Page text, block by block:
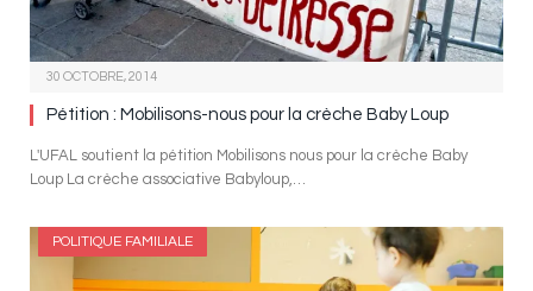
30 OCTOBRE, 2014
Pétition : Mobilisons-nous pour la crèche Baby Loup
L'UFAL soutient la pétition Mobilisons nous pour la crèche Baby
Loup La crèche associative Babyloup,…
POLITIQUE FAMILIALE